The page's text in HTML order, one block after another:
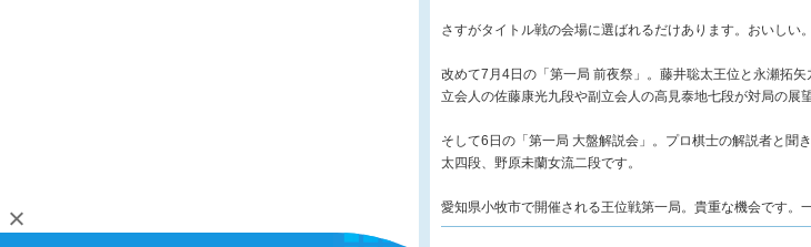
さすがタイトル戦の会場に選ばれるだけあります。おいしい
改めて7月4日の「第一局 前夜祭」。藤井聡太王位と永瀬拓矢
立会人の佐藤康光九段や副立会人の高見泰地七段が対局の展
そして6日の「第一局 大盤解説会」。プロ棋士の解説者と聞
太四段、野原未蘭女流二段です。
愛知県小牧市で開催される王位戦第一局。貴重な機会です。